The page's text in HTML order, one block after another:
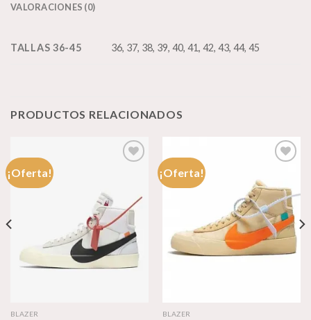
VALORACIONES (0)
TALLAS 36-45 36, 37, 38, 39, 40, 41, 42, 43, 44, 45
PRODUCTOS RELACIONADOS
¡Oferta!
Añadir
a la
lista de
deseos
BLAZER
¡Oferta!
Añadir
a la
lista de
deseos
BLAZER